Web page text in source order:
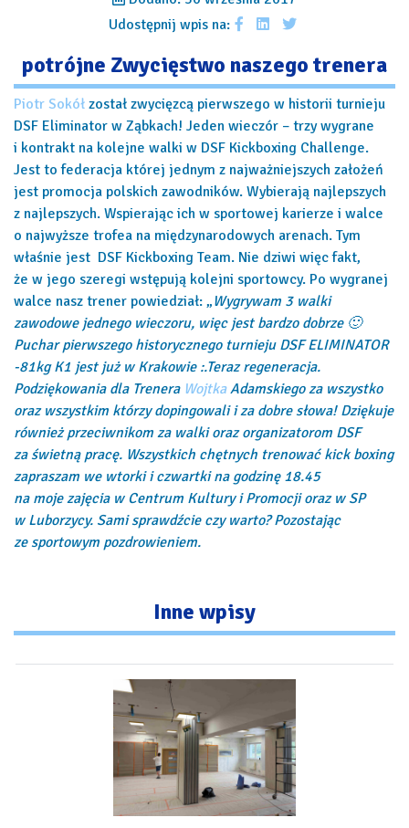
Udostępnij wpis na:
potrójne Zwycięstwo naszego trenera
Piotr Sokół został zwycięzcą pierwszego w historii turnieju
DSF Eliminator w Ząbkach! Jeden wieczór – trzy wygrane
i kontrakt na kolejne walki w DSF Kickboxing Challenge.
Jest to federacja której jednym z najważniejszych założeń
jest promocja polskich zawodników. Wybierają najlepszych
z najlepszych. Wspierając ich w sportowej karierze i walce
o najwyższe trofea na międzynarodowych arenach. Tym
właśnie jest DSF Kickboxing Team. Nie dziwi więc fakt,
że w jego szeregi wstępują kolejni sportowcy. Po wygranej
walce nasz trener powiedział: „Wygrywam 3 walki
zawodowe jednego wieczoru, więc jest bardzo dobrze 🙂
Puchar pierwszego historycznego turnieju DSF ELIMINATOR
-81kg K1 jest już w Krakowie :.Teraz regeneracja.
Podziękowania dla Trenera WojtkaAdamskiegoza wszystko
oraz wszystkim którzy dopingowali i za dobre słowa! Dziękuje
również przeciwnikom za walki oraz organizatorom DSF
za świetną pracę. Wszystkich chętnych trenować kick boxing
zapraszam we wtorki i czwartki na godzinę 18.45
na moje zajęcia w Centrum Kultury i Promocji oraz w SP
w Luborzycy. Sami sprawdźcie czy warto? Pozostając
ze sportowym pozdrowieniem.
Inne wpisy